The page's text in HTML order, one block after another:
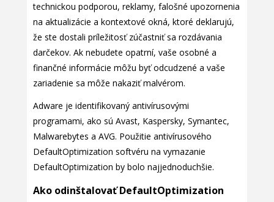
technickou podporou, reklamy, falošné upozornenia
na aktualizácie a kontextové okná, ktoré deklarujú,
že ste dostali príležitosť zúčastniť sa rozdávania
darčekov. Ak nebudete opatrní, vaše osobné a
finančné informácie môžu byť odcudzené a vaše
zariadenie sa môže nakaziť malvérom.
Adware je identifikovaný antivírusovými
programami, ako sú Avast, Kaspersky, Symantec,
Malwarebytes a AVG. Použitie antivírusového
DefaultOptimization softvéru na vymazanie
DefaultOptimization by bolo najjednoduchšie.
Ako odinštalovať DefaultOptimization